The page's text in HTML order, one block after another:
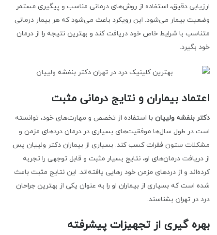
ارزیابی دقیق، استفاده از روش‌های درمانی مناسب و پیگیری مستمر
وضعیت بیمار می‌شود. این رویکرد باعث می‌شود که هر بیمار درمانی
متناسب با شرایط خاص خود دریافت کند و بهترین نتیجه را از درمان
خود بگیرد.
اعتماد بیماران و نتایج درمانی مثبت
دکتر بنفشه ولییان با استفاده از تخصص و مهارت‌های خود، توانسته
است در طول سال‌ها موفقیت‌های بسیاری در درمان دردهای مزمن و
مشکلات ستون فقرات کسب کند. بسیاری از بیماران دکتر ولییان پس
از دریافت درمان‌های او، نتایج بسیار مثبت و قابل توجهی را تجربه
کرده‌اند و از دردهای مزمن خود رهایی یافته‌اند. این نتایج مثبت باعث
شده است که بسیاری از بیماران او را به عنوان یکی از بهترین جراحان
درد در تهران بشناسند.
بهره گیری از تجهیزات پیشرفته